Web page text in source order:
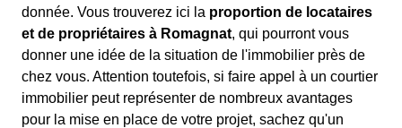
donnée. Vous trouverez ici la proportion de locataires
et de propriétaires à Romagnat, qui pourront vous
donner une idée de la situation de l'immobilier près de
chez vous. Attention toutefois, si faire appel à un courtier
immobilier peut représenter de nombreux avantages
pour la mise en place de votre projet, sachez qu'un